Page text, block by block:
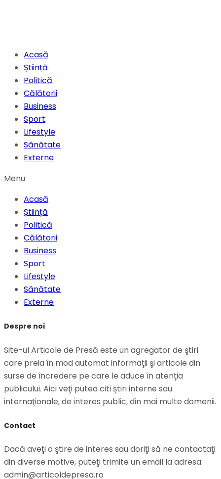
Acasă
Știință
Politică
Călătorii
Business
Sport
Lifestyle
Sănătate
Externe
Menu
Acasă
Știință
Politică
Călătorii
Business
Sport
Lifestyle
Sănătate
Externe
Despre noi
Site-ul Articole de Presă este un agregator de ştiri
care preia în mod automat informaţii şi articole din
surse de încredere pe care le aduce în atenţia
publicului. Aici veţi putea citi ştiri interne sau
internaţionale, de interes public, din mai multe domenii.
Contact
Dacă aveţi o ştire de interes sau doriţi să ne contactaţi
din diverse motive, puteţi trimite un email la adresa:
admin@articoldepresa.ro